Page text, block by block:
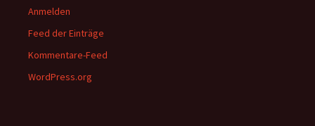
Anmelden
Feed der Einträge
Kommentare-Feed
WordPress.org